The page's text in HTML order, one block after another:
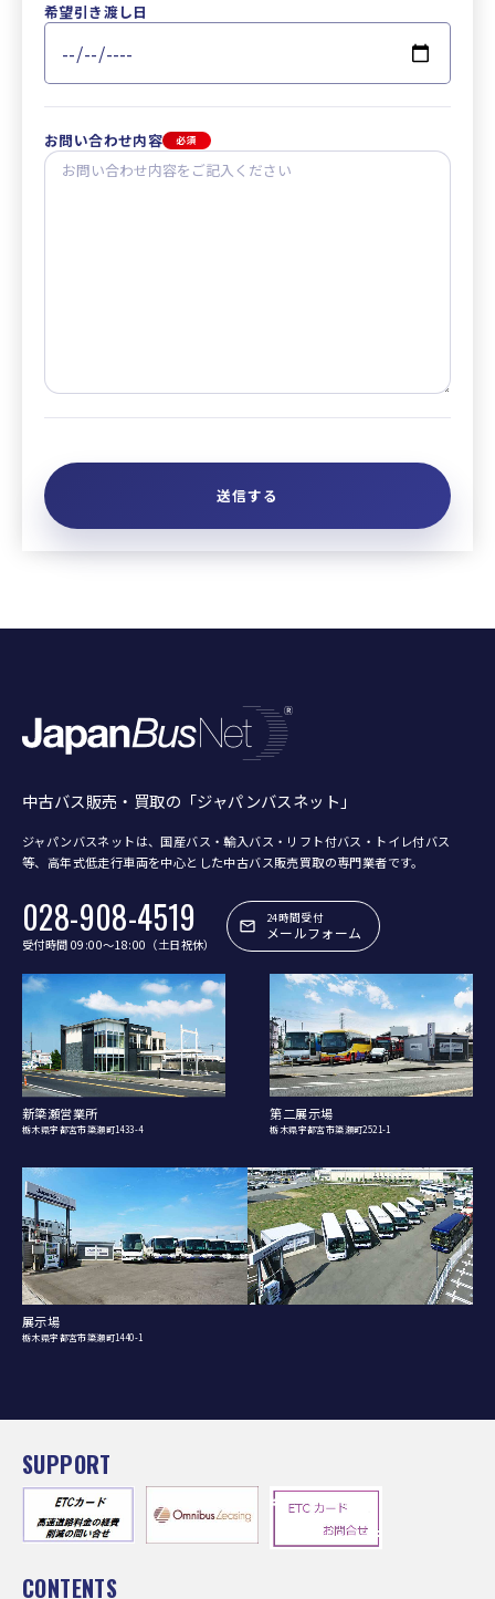
希望引き渡し日
お問い合わせ内容 必須
中古バス販売・買取の「ジャパンバスネット」
ジャパンバスネットは、国産バス・輸入バス・リフト付バス・トイレ付バス
等、 高年式低走行車両を中心とした中古バス販売買取の専門業者です。
028-908-4519
受付時間 09:00〜18:00（土日祝休）
24時間受付
メールフォーム
新簗瀬営業所
栃木県宇都宮市簗瀬町1433-4
第二展示場
栃木県宇都宮市簗瀬町2521-1
展示場
栃木県宇都宮市簗瀬町1440-1
SUPPORT
CONTENTS